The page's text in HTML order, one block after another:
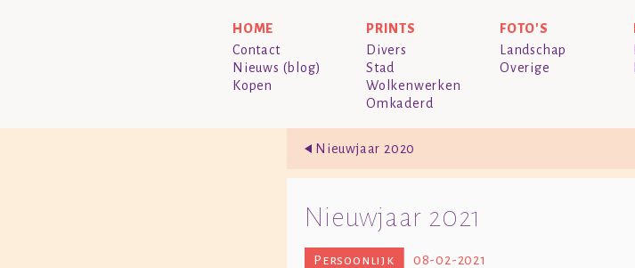
HOME
Contact
Nieuws (blog)
Kopen
PRINTS
Divers
Stad
Wolkenwerken
Omkaderd
FOTO'S
Landschap
Overige
Nieuwjaar 2020
Nieuwjaar 2021
Persoonlijk 08-02-2021